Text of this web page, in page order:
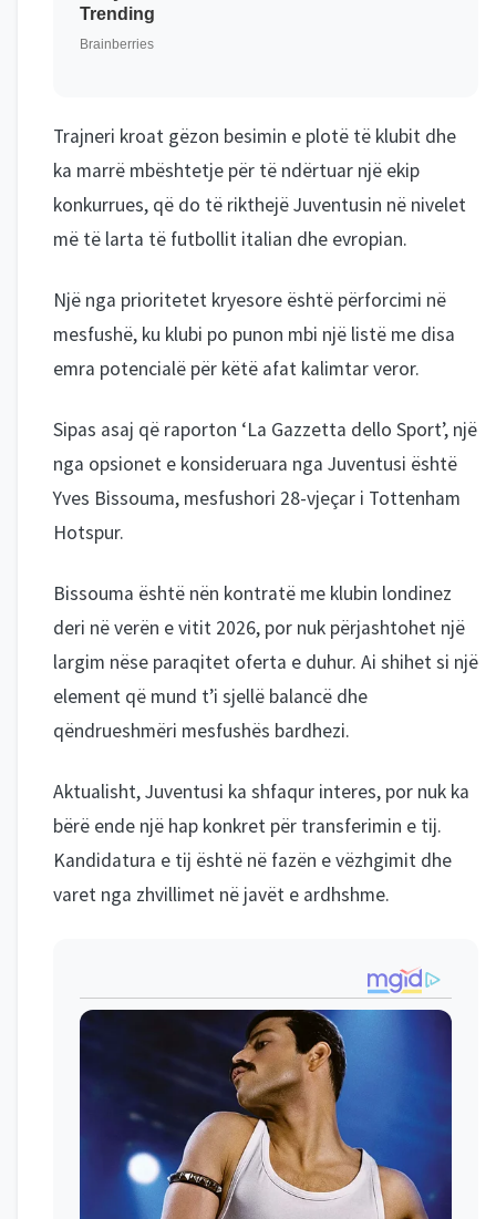
Trajneri kroat gëzon besimin e plotë të klubit dhe
ka marrë mbështetje për të ndërtuar një ekip
konkurrues, që do të rikthejë Juventusin në nivelet
më të larta të futbollit italian dhe evropian.
Një nga prioritetet kryesore është përforcimi në
mesfushë, ku klubi po punon mbi një listë me disa
emra potencialë për këtë afat kalimtar veror.
Sipas asaj që raporton ‘La Gazzetta dello Sport’, një
nga opsionet e konsideruara nga Juventusi është
Yves Bissouma, mesfushori 28-vjeçar i Tottenham
Hotspur.
Bissouma është nën kontratë me klubin londinez
deri në verën e vitit 2026, por nuk përjashtohet një
largim nëse paraqitet oferta e duhur. Ai shihet si një
element që mund t’i sjellë balancë dhe
qëndrueshmëri mesfushës bardhezi.
Aktualisht, Juventusi ka shfaqur interes, por nuk ka
bërë ende një hap konkret për transferimin e tij.
Kandidatura e tij është në fazën e vëzhgimit dhe
varet nga zhvillimet në javët e ardhshme.